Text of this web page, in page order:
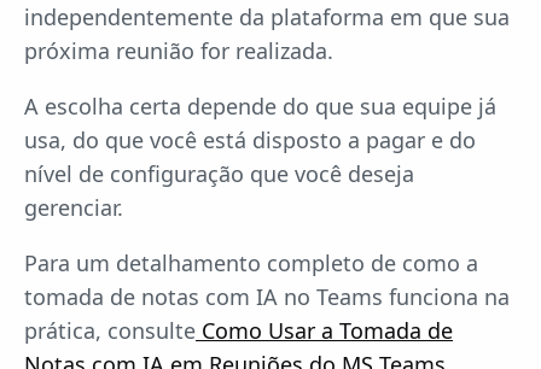
independentemente da plataforma em que sua
próxima reunião for realizada.
A escolha certa depende do que sua equipe já
usa, do que você está disposto a pagar e do
nível de configuração que você deseja
gerenciar.
Para um detalhamento completo de como a
tomada de notas com IA no Teams funciona na
prática, consulte Como Usar a Tomada de